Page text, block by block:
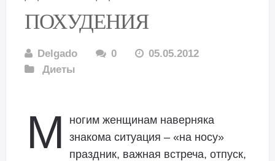
ПОХУДЕНИЯ
Delgado 0
05.05.2012
Диеты
М
ногим женщинам наверняка
знакома ситуация – «на носу»
праздник, важная встреча, отпуск,